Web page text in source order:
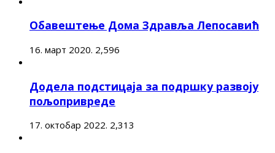
Обавештење Дома Здравља Лепосавић
16. март 2020. 2,596
Додела подстицаја за подршку развоју
пољопривреде
17. октобар 2022. 2,313